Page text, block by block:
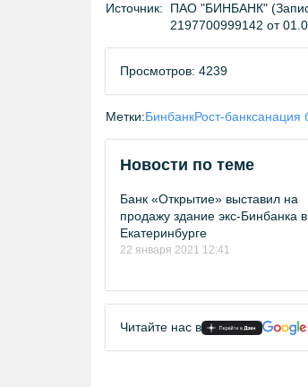
Источник:
ПАО "БИНБАНК"
2197700999142 от
Просмотров: 4239
Метки:БинбанкРост-банксанация
Новости по теме
Банк «Открытие» выставил на
продажу здание экс-Бинбанка в
Екатеринбурге
22 января 2021 12:41
Читайте нас в